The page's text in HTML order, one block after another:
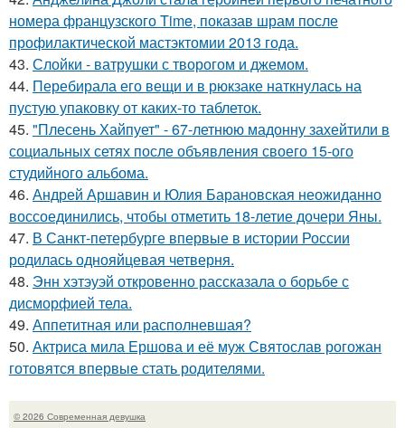
номера французского Time, показав шрам после
профилактической мастэктомии 2013 года.
43. Слойки - ватрушки с творогом и джемом.
44. Перебирала его вещи и в рюкзаке наткнулась на
пустую упаковку от каких-то таблеток.
45. "Плесень Хайпует" - 67-летнюю мадонну захейтили в
социальных сетях после объявления своего 15-ого
студийного альбома.
46. Андрей Аршавин и Юлия Барановская неожиданно
воссоединились, чтобы отметить 18-летие дочери Яны.
47. В Санкт-петербурге впервые в истории России
родилась однояйцевая четверня.
48. Энн хэтэуэй откровенно рассказала о борьбе с
дисморфией тела.
49. Аппетитная или располневшая?
50. Актриса мила Ершова и её муж Святослав рогожан
готовятся впервые стать родителями.
© 2026 Современная девушка